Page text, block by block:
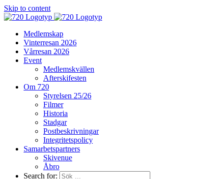
Skip to content
Medlemskap
Vinterresan 2026
Vårresan 2026
Event
Medlemskvällen
Afterskifesten
Om 720
Styrelsen 25/26
Filmer
Historia
Stadgar
Postbeskrivningar
Integritetspolicy
Samarbetspartners
Skivenue
Åbro
Search for: